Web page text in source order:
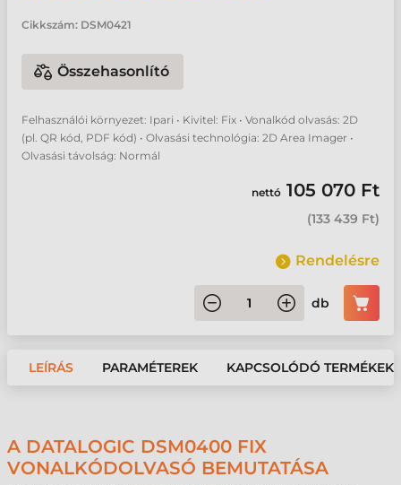
Cikkszám: DSM0421
Összehasonlító
Felhasználói környezet: Ipari • Kivitel: Fix • Vonalkód olvasás: 2D
(pl. QR kód, PDF kód) • Olvasási technológia: 2D Area Imager •
Olvasási távolság: Normál
nettó 105 070 Ft
(133 439 Ft)
Rendelésre
db
LEÍRÁS PARAMÉTEREK KAPCSOLÓDÓ TERMÉKEK
A DATALOGIC DSM0400 FIX
VONALKÓDOLVASÓ BEMUTATÁSA